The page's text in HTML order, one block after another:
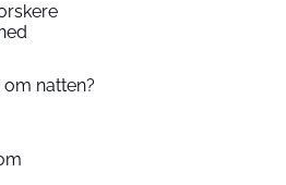
natten?